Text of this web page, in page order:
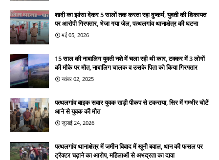
शादी का झांसा देकर 5 सालों तक करता रहा दुष्कर्म, युवती की शिकायत
पर आरोपी गिरफ्तार, भेजा गया जेल, पत्थलगांव थानाक्षेत्र की घटना
मई 05, 2026
15 साल की नाबालिग युवती नशे में चला रही थी कार, टक्कर में 3 लोगों
की मौके पर मौत, नाबालिग चालक व उसके पिता को किया गिरफ्तार
नवंबर 02, 2025
पत्थलगांव बाइक सवार युवक खड़ी पीकप से टकराया, सिर में गम्भीर चोटें
आने से युवक की मौत
जुलाई 24, 2026
पत्थलगांव थानाक्षेत्र में जमीन विवाद में खूनी बवाल, धान की फसल पर
ट्रैक्टर चढ़ाने का आरोप, महिलाओं से अभद्रता का दावा